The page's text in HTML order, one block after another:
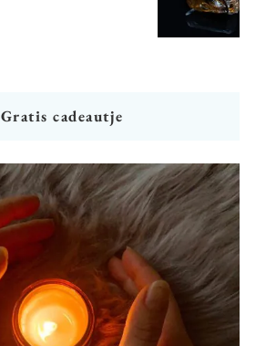
Gratis cadeautje